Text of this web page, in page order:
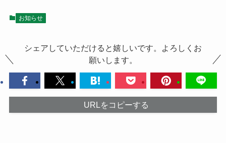
お知らせ
シェアしていただけると嬉しいです。よろしくお
願いします。
URLをコピーする